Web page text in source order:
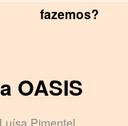
fazemos?
OASIS
Luísa Pimentel